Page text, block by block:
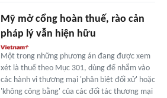
Mỹ mở cổng hoàn thuế, rào cản
pháp lý vẫn hiện hữu
Một trong những phương án đang được xem
xét là thuế theo Mục 301, dùng để nhắm vào
các hành vi thương mại 'phân biệt đối xử' hoặc
'không công bằng' của các đối tác thương mại